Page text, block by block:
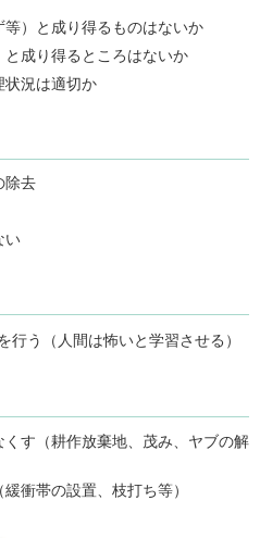
）と成り得るものはないか
成り得るところはないか
状況は適切か
除去
い
う（人間は怖いと学習させる）
す（耕作放棄地、茂み、ヤブの解
衝帯の設置、枝打ち等）